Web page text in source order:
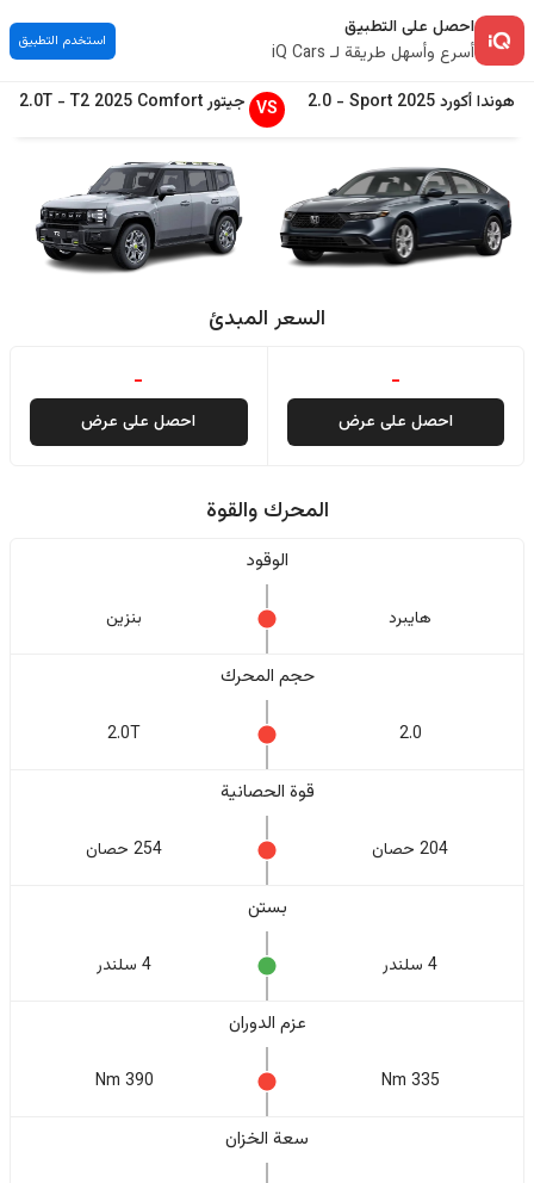
احصل على التطبيق
أسرع وأسهل طريقة لـ iQ Cars
استخدم التطبيق
هونداأكورد2025
Sport
-
2.0
VS جيتور T2 2025 Comfort
-
2.0T
السعر المبدئ
-
احصل على عرض
-
احصل على عرض
المحرك والقوة
الوقود
هايبرد بنزين
حجم المحرك
2.0
2.0T
قوة الحصانية
204 حصان 254 حصان
بستن
4 سلندر 4 سلندر
عزم الدوران
335 Nm
390 Nm
سعة الخزان